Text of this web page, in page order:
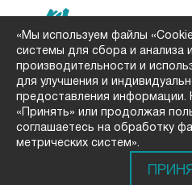
«Мы используем файлы
системы для сбора и анализа
производительности и
для улучшения и
предоставления информации.
«Принять» или продолжая
соглашаетесь на обработку
метрических систем».